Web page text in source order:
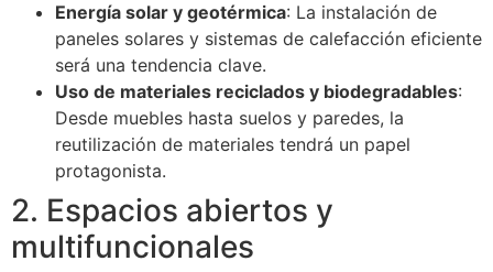
Energía solar y geotérmica: La instalación de
paneles solares y sistemas de calefacción eficiente
será una tendencia clave.
Uso de materiales reciclados y biodegradables:
Desde muebles hasta suelos y paredes, la
reutilización de materiales tendrá un papel
protagonista.
2. Espacios abiertos y
multifuncionales